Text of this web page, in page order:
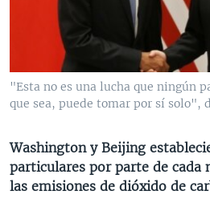
BRASIL
ENTRETENIMIENTO Y CULTURA
TECNOLOGÍA
DEPORTES
VIDEOS
FOTOGRAFÍA
AUDIOS
PROGRAMAS TV
EL MUNDO AL DÍA
FORO INTERAMERICANO
LAS CLAVES
PANORAMA
RADIO
AVANCE INFORMATIVO
BUENOS DÍAS AMÉRICA
ESTADOS UNIDOS AL DÍA
DIRECT
Learning English
"Esta no es una lucha que ningún
que sea, puede tomar por sí solo",
Washington y Beijing
particulares por parte de cada
las emisiones de dióxido de